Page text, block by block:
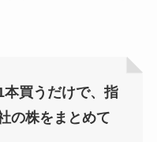
買うだけで、指
の株をまとめて